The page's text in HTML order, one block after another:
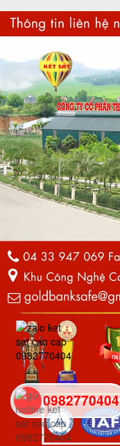
0982770404